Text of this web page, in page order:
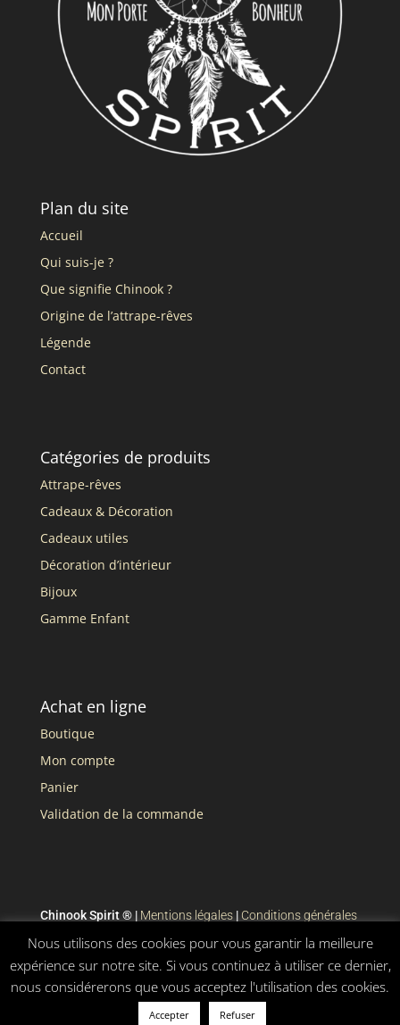
Plan du site
Accueil
Qui suis-je ?
Que signifie Chinook ?
Origine de l’attrape-rêves
Légende
Contact
Catégories de produits
Attrape-rêves
Cadeaux & Décoration
Cadeaux utiles
Décoration d’intérieur
Bijoux
Gamme Enfant
Achat en ligne
Boutique
Mon compte
Panier
Validation de la commande
Chinook Spirit ® | Mentions légales| Conditions générales
de vente
Nous utilisons des cookies pour vous garantir la meilleure
expérience sur notre site. Si vous continuez à utiliser ce dernier,
nous considérerons que vous acceptez l'utilisation des cookies.
Accepter Refuser